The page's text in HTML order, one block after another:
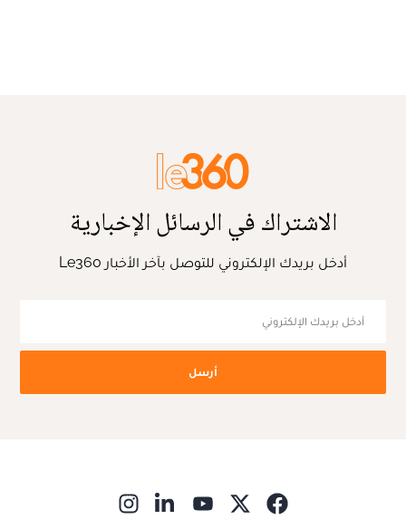
الاشتراك في الرسائل الإخبارية
أدخل بريدك الإلكتروني للتوصل بآخر الأخبار Le360
أرسل